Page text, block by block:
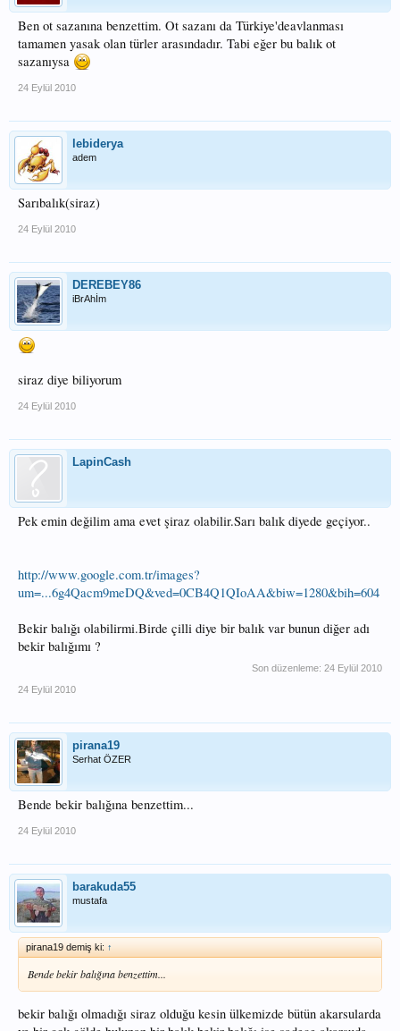
Ben ot sazanına benzettim. Ot sazanı da Türkiye'deavlanması
tamamen yasak olan türler arasındadır. Tabi eğer bu balık ot
sazanıysa
24 Eylül 2010
lebiderya
adem
Sarıbalık(siraz)
24 Eylül 2010
DEREBEY86
iBrAhİm
siraz diye biliyorum
24 Eylül 2010
LapinCash
Pek emin değilim ama evet şiraz olabilir.Sarı balık diyede geçiyor..
http://www.google.com.tr/images?
um=...6g4Qacm9meDQ&ved=0CB4Q1QIoAA&biw=1280&bih=604
Bekir balığı olabilirmi.Birde çilli diye bir balık var bunun diğer adı
bekir balığımı ?
Son düzenleme: 24 Eylül 2010
24 Eylül 2010
pirana19
Serhat ÖZER
Bende bekir balığına benzettim...
24 Eylül 2010
barakuda55
mustafa
pirana19 demiş ki: ↑
Bende bekir balığına benzettim...
bekir balığı olmadığı siraz olduğu kesin ülkemizde bütün akarsularda